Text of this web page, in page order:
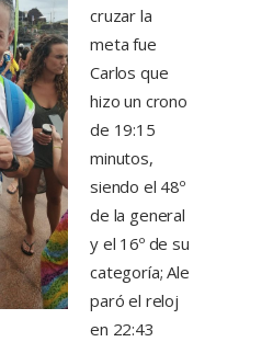
cruzar la
meta fue
Carlos que
hizo un crono
de 19:15
minutos,
siendo el 48º
de la general
y el 16º de su
categoría; Ale
paró el reloj
en 22:43